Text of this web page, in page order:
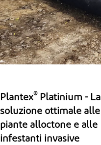
Plantex® Platinium - La
soluzione ottimale alle
piante alloctone e alle
infestanti invasive